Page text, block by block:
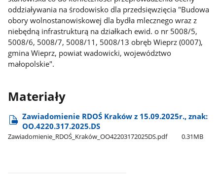
oddziaływania na środowisko dla przedsięwzięcia "Budowa
obory wolnostanowiskowej dla bydła mlecznego wraz z
niebędną infrastrukturą na działkach ewid. o nr 5008/5,
5008/6, 5008/7, 5008/11, 5008/13 obręb Wieprz (0007),
gmina Wieprz, powiat wadowicki, województwo
małopolskie".
Materiały
Zawiadomienie RDOŚ Kraków z 15.09.2025r., znak:
OO.4220.317.2025.DS
Zawiadomienie​_RDOŚ​_Kraków​_OO42203172025DS.pdf 0.31MB